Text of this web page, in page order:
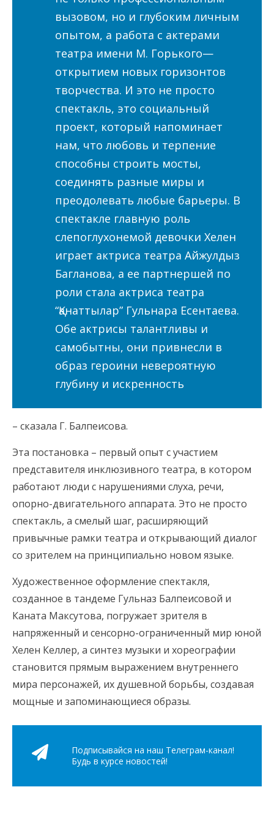
вызовом, но и глубоким личным
опытом, а работа с актерами
театра имени М. Горького—
открытием новых горизонтов
творчества. И это не просто
спектакль, это социальный
проект, который напоминает
нам, что любовь и терпение
способны строить мосты,
соединять разные миры и
преодолевать любые барьеры. В
спектакле главную роль
слепоглухонемой девочки Хелен
играет актриса театра Айжулдыз
Багланова, а ее партнершей по
роли стала актриса театра
“Қанаттылар” Гульнара Есентаева.
Обе актрисы талантливы и
самобытны, они привнесли в
образ героини невероятную
глубину и искренность
– сказала Г. Балпеисова.
Эта постановка – первый опыт с участием
представителя инклюзивного театра, в котором
работают люди с нарушениями слуха, речи,
опорно-двигательного аппарата. Это не просто
спектакль, а смелый шаг, расширяющий
привычные рамки театра и открывающий диалог
со зрителем на принципиально новом языке.
Художественное оформление спектакля,
созданное в тандеме Гульназ Балпеисовой и
Каната Максутова, погружает зрителя в
напряженный и сенсорно-ограниченный мир юной
Хелен Келлер, а синтез музыки и хореографии
становится прямым выражением внутреннего
мира персонажей, их душевной борьбы, создавая
мощные и запоминающиеся образы.
Подписывайся на наш Телеграм-канал!
Будь в курсе новостей!